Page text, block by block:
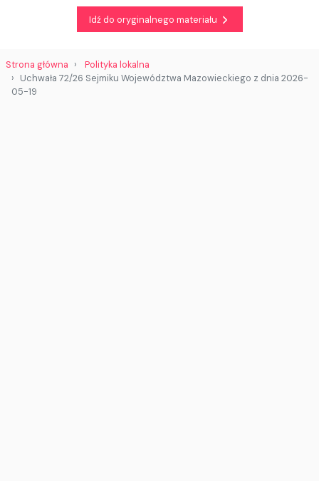
Idź do oryginalnego materiału
Strona główna
Polityka lokalna
Uchwała 72/26 Sejmiku Województwa Mazowieckiego z dnia 2026-
05-19